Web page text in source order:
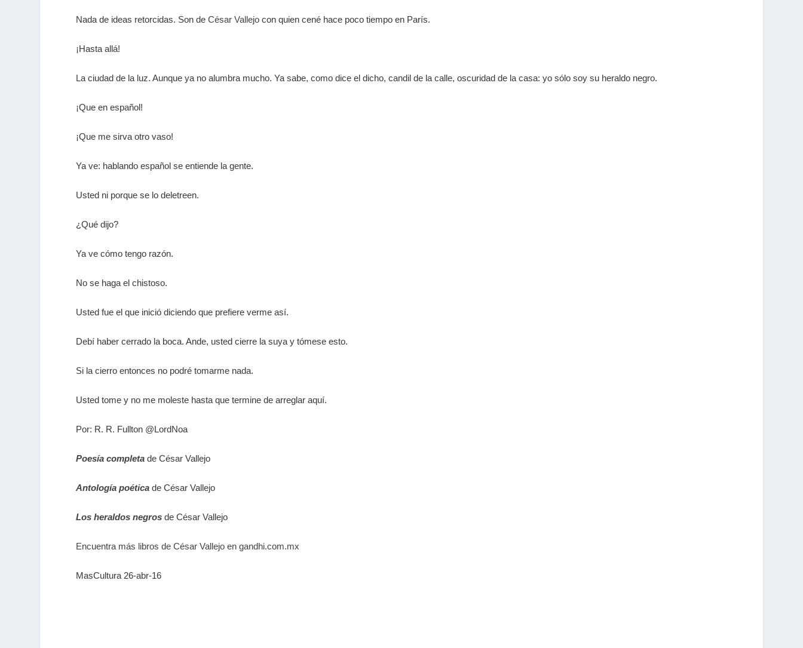
Nada de ideas retorcidas. Son deCésar Vallejo con quien cené hace poco tiempo en París.
¡Hasta allá!
La ciudad de la luz. Aunque ya no alumbra mucho. Ya sabe, como dice el dicho, candil de la calle, oscuridad de la casa: yo sólo soy su heraldo negro.
¡Que en español!
¡Que me sirva otro vaso!
Ya ve: hablando español se entiende la gente.
Usted ni porque se lo deletreen.
¿Qué dijo?
Ya ve cómo tengo razón.
No se haga el chistoso.
Usted fue el que inició diciendo que prefiere verme así.
Debí haber cerrado la boca. Ande, usted cierre la suya y tómese esto.
Si la cierro entonces no podré tomarme nada.
Usted tome y no me moleste hasta que termine de arreglar aquí.
Por: R. R. Fullton @LordNoa
Poesía completade César Vallejo
Antología poética de César Vallejo
Los heraldos negros de César Vallejo
Encuentra más libros de César Vallejo en gandhi.com.mx
MasCultura 26-abr-16